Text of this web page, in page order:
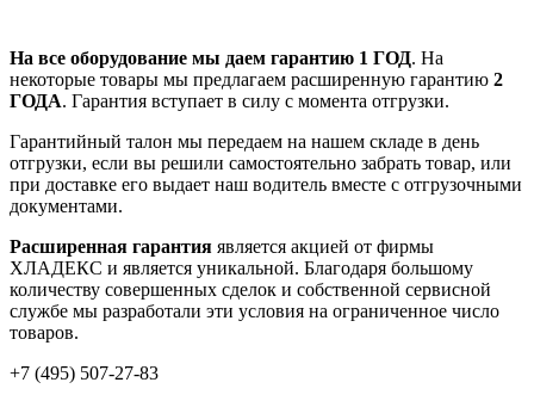
На все оборудование мы даем гарантию 1 ГОД. На
некоторые товары мы предлагаем расширенную гарантию 2
ГОДА. Гарантия вступает в силу с момента отгрузки.
Гарантийный талон мы передаем на нашем складе в день
отгрузки, если вы решили самостоятельно забрать товар, или
при доставке его выдает наш водитель вместе с отгрузочными
документами.
Расширенная гарантия является акцией от фирмы
ХЛАДЕКС и является уникальной. Благодаря большому
количеству совершенных сделок и собственной сервисной
службе мы разработали эти условия на ограниченное число
товаров.
+7 (495) 507-27-83